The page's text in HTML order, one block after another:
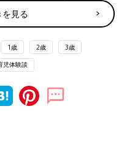
見る
1歳 2歳 3歳
児体験談